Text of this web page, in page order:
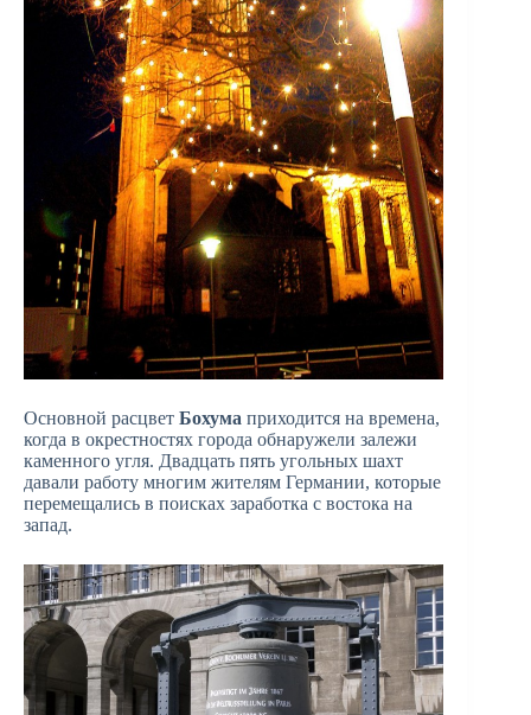
Основной расцвет Бохума приходится на времена,
когда в окрестностях города обнаружели залежи
каменного угля. Двадцать пять угольных шахт
давали работу многим жителям Германии, которые
перемещались в поисках заработка с востока на
запад.